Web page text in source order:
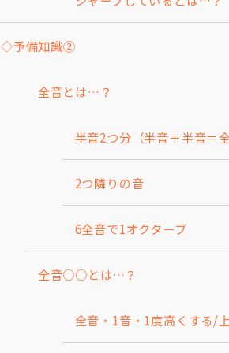
◇予備知識②
全音とは…？
半音2つ分（半音＋半音＝全
2つ隣りの音
6全音で1オクターブ
全音○○とは…？
全音・1音・1度高くする/